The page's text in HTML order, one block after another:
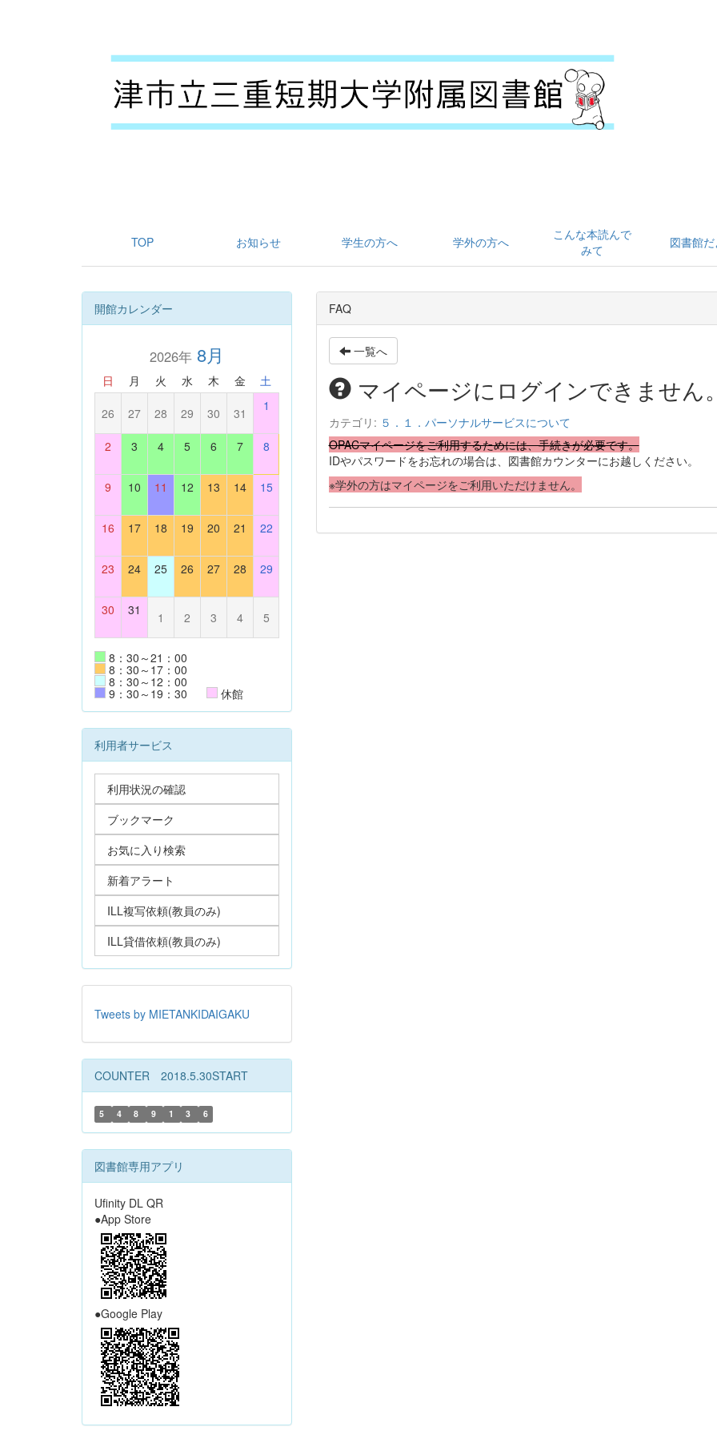
TOP お知らせ 学生の方へ 学外の方へ
こんな本読んで
みて
図書館
FAQ
一覧へ
マイページにログインできません
カテゴリ: ５．１．パーソナルサービスについて
OPACマイページをご利用するためには、手続きが必要です。
IDやパスワードをお忘れの場合は、図書館カウンターにお越しください。
※学外の方はマイページをご利用いただけません。
開館カレンダー
2026年8月
日 月 火 水 木 金 土
26 27 28 29 30 31 1
2 3 4 5 6 7 8
9 10 11 12 13 14 15
16 17 18 19 20 21 22
23 24 25 26 27 28 29
30 31 1 2 3 4 5
8：30～21：00
8：30～17：00
8：30～12：00
9：30～19：30 休館
利用者サービス
利用状況の確認
ブックマーク
お気に入り検索
新着アラート
ILL複写依頼(教員のみ)
ILL貸借依頼(教員のみ)
Tweets by MIETANKIDAIGAKU
COUNTER 2018.5.30START
5 4 8 9 1 3 6
図書館専用アプリ
Ufinity DL QR
●App Store
●Google Play